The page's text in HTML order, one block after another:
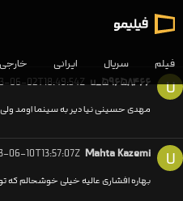
فیلم سریال ایرانی خارجی
U u_۵۹۶۵۸۴۶۶ 06-02T18:49:54Z
مهدی حسینی نیا دیر به سینما اومد
U
Mahta Kazemi
06-10T13:57:07Z
بهاره افشاری عالیه خیلی خوشحالم که